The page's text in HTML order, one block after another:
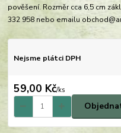
pověšení. Rozměr cca 6,5 cm
332 958 nebo emailu
Nejsme plátci DPH
59,00 Kč/ks